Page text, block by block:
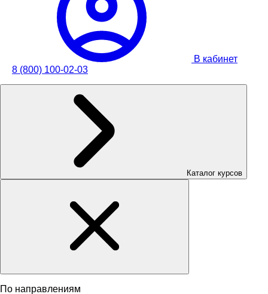
В кабинет
8 (800) 100-02-03
Каталог курсов
По направлениям